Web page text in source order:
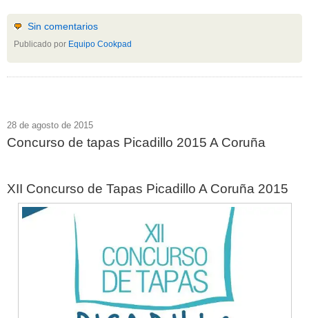
Sin comentarios
Publicado por Equipo Cookpad
28 de agosto de 2015
Concurso de tapas Picadillo 2015 A Coruña
XII Concurso de Tapas Picadillo A Coruña 2015